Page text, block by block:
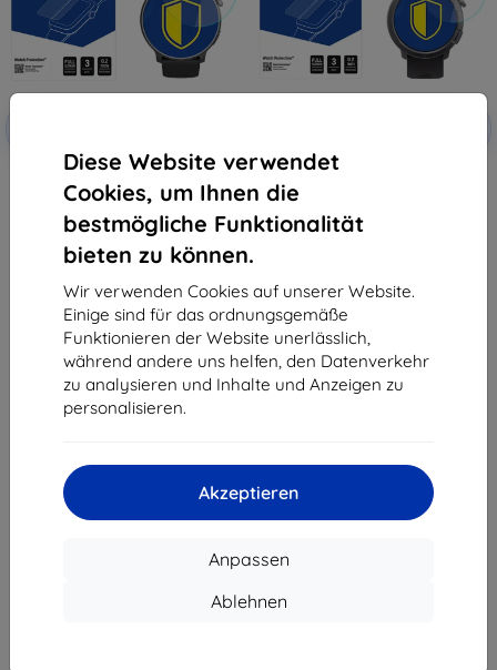
Diese Website verwendet
Cookies, um Ihnen die
bestmögliche Funktionalität
bieten zu können.
Wir verwenden Cookies auf unserer Website.
Einige sind für das ordnungsgemäße
Funktionieren der Website unerlässlich,
während andere uns helfen, den Datenverkehr
zu analysieren und Inhalte und Anzeigen zu
personalisieren.
Akzeptieren
Anpassen
Ablehnen
3mk Watch Protection ARC
Schutzfolie für STELIO Activ AI
GPS 46mm
10,90 €
9,81 €
Auf Lager > 5 Stk.
3mk Watch Protection
FlexibleGlass Hybrid gehärtetes
Glas für STELIO Activ Pro AI GPS
46mm
Auf Lager > 5 Stk.
1